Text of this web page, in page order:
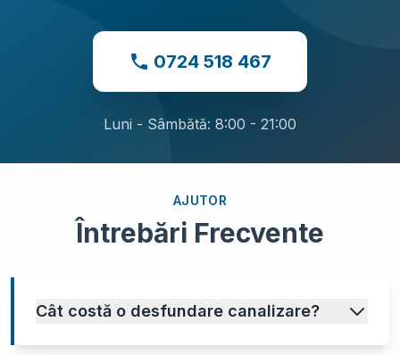
0724 518 467
Luni - Sâmbătă: 8:00 - 21:00
AJUTOR
Întrebări Frecvente
Cât costă o desfundare canalizare?